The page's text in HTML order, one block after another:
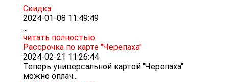
Скидка
2024-01-08 11:49:49
...
читать полностью
Рассрочка по карте "Черепаха"
2024-02-21 11:26:44
Теперь универсальной картой "Черепаха"
можно оплач...